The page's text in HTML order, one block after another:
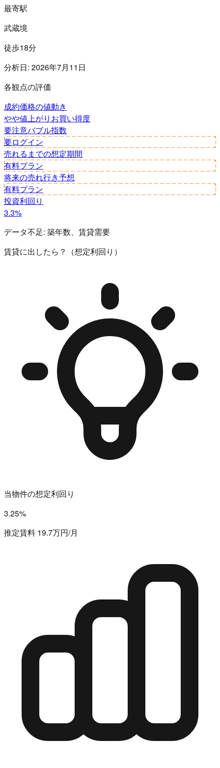
最寄駅
武蔵境
徒歩18分
分析日: 2026年7月11日
各観点の評価
成約価格の値動き
やや値上がり お買い得度
要注意バブル指数
要ログイン
売れるまでの想定期間
有料プラン
将来の売れ行き予想
有料プラン
投資利回り
3.3%
データ不足: 築年数、賃貸需要
賃貸に出したら？（想定利回り）
当物件の想定利回り
3.25%
推定賃料 19.7万円/月